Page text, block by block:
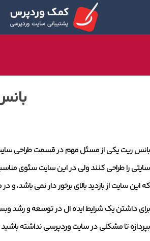
بانس ریت یکی از مسئل مهم در قسمت طراحی سایت
سایتی را طراحی کنند ولی در این سایت سئوی
که این سایت از بازدید بالای برخور دار نمی باشد،
برای داشتن یک شرایط ایده ال در توسعه و رشد
بپردازه تا مشکلی در سایت وردپرسی نداشته